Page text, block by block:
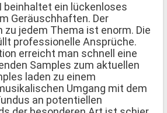
beinhaltet ein lückenloses
Geräuschhaften. Der
jedem Thema ist enorm. Die
professionelle Ansprüche.
erreicht man schnell eine
Samples zum aktuellen
laden zu einem
Umgang mit dem
an potentiellen